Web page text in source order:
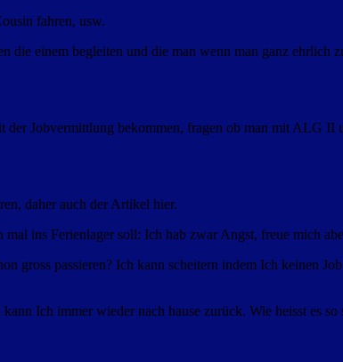
fahren, usw.
die einem begleiten und die man wenn man ganz
Jobvermittlung bekommen, fragen ob man mit ALG II
daher auch der Artikel hier.
ins Ferienlager soll: Ich hab zwar Angst, freue mich
gross passieren? Ich kann scheitern indem Ich keinen
Ich immer wieder nach hause zurück. Wie heisst es